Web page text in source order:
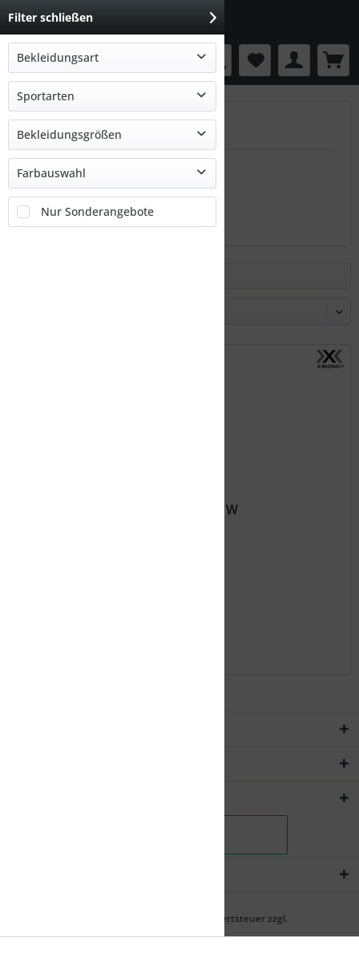
Menü
X-BIONIC
Filter schließen
Bekleidungsart
Bekleidung
Sportarten
Ski Alpin
Bekleidungsgrößen
46
Farbauswahl
44.2
Nur Sonderangebote
X-BIONIC INVENT PANTS MEDIUM W
* Alle Preise inkl. gesetzl. Mehrwertsteuer zzgl.